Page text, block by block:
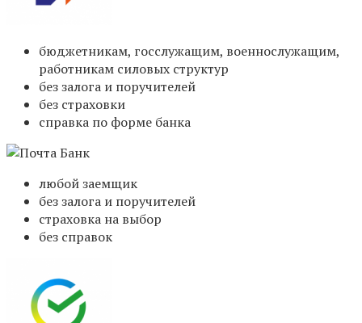
бюджетникам, госслужащим, военнослужащим,
работникам силовых структур
без залога и поручителей
без страховки
справка по форме банка
любой заемщик
без залога и поручителей
страховка на выбор
без справок